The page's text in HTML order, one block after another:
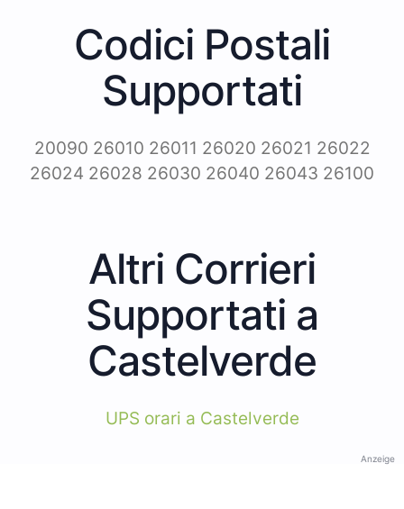
Codici Postali
Supportati
20090 26010 26011 26020 26021 26022
26024 26028 26030 26040 26043 26100
Altri Corrieri
Supportati a
Castelverde
UPS orari a Castelverde
Anzeige